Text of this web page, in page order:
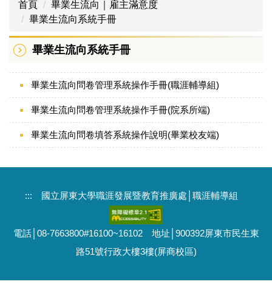
畢業生流向系統手冊
畢業生流向調查結果
首頁
畢業生流向｜雇主滿意度
畢業生流向系統手冊
畢業生流向系統手冊
畢業生流向問卷管理系統操作手冊(職涯輔導組)
畢業生流向問卷管理系統操作手冊(院系所端)
畢業生流向問卷填答系統操作說明(畢業校友端)
::: 國立屏東大學職涯發展暨教育推廣處│職涯輔導組
電話│08-7663800#16100~16102 地址│900392屏東市民生東
路51號行政大樓3樓(屏商校區)